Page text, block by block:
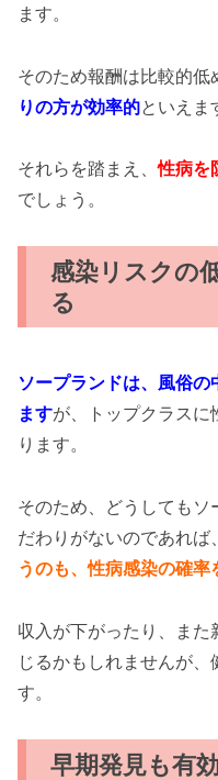
ます。
そのため報酬は比較的低
りの方が効率的といえま
それらを踏まえ、性病を
でしょう。
感染リスクの
る
ソープランドは、風俗
ますが、トップクラスに
ります。
そのため、どうしてもソ
だわりがないのであれば
うのも、性病感染の確
収入が下がったり、ま
じるかもしれませんが
す。
早期発見も有